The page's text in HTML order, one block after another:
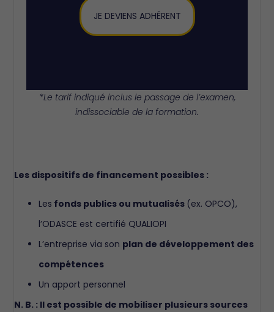
JE DEVIENS ADHÉRENT
*Le tarif indiqué inclus le passage de l’examen,
indissociable de la formation.
Les dispositifs de financement possibles :
Les fonds publics ou mutualisés (ex. OPCO),
l’ODASCE est certifié QUALIOPI
L’entreprise via son plan de développement des
compétences
Un apport personnel
N. B. : Il est possible de mobiliser plusieurs sources